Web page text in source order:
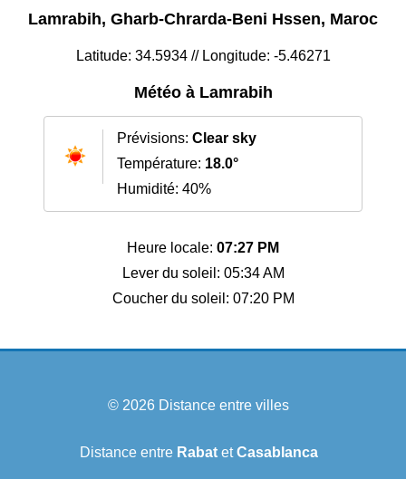
Lamrabih, Gharb-Chrarda-Beni Hssen, Maroc
Latitude: 34.5934 // Longitude: -5.46271
Météo à Lamrabih
Prévisions: Clear sky
Température: 18.0°
Humidité: 40%
Heure locale: 07:27 PM
Lever du soleil: 05:34 AM
Coucher du soleil: 07:20 PM
© 2026 Distance entre villes
Distance entre RabatetCasablanca